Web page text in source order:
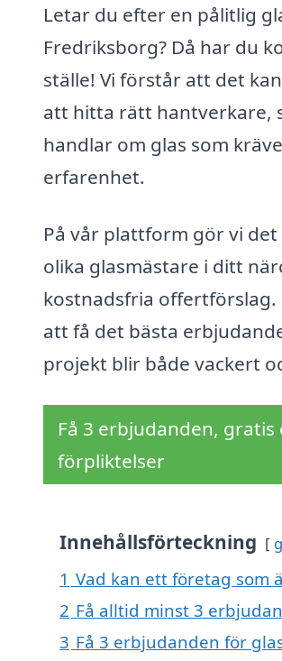
Letar du efter en pålitlig
Fredriksborg? Då har du
ställe! Vi förstår att det
att hitta rätt hantverkare,
handlar om glas som
erfarenhet.
På vår plattform gör vi
olika glasmästare i ditt
kostnadsfria offertförslag.
att få det bästa
projekt blir både vackert
Få 3 erbjudanden, gratis
förpliktelser
Innehållsförteckning
1 Vad kan ett företag som
2 Få alltid minst 3
3 Få 3 erbjudanden för